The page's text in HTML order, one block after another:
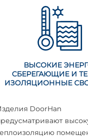
ВЫСОКИЕ
СБЕРЕГАЮЩИЕ И
ИЗОЛЯЦИОННЫЕ
DoorHan